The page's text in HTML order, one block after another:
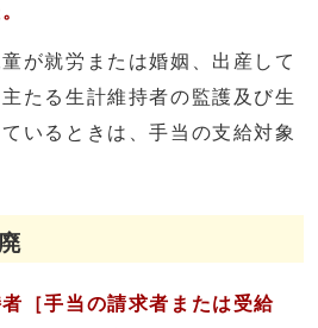
が就労または婚姻、出産して
たる生計維持者の監護及び生
いるときは、手当の支給対象
［手当の請求者または受給